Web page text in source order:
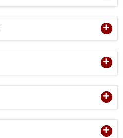
+
+
+
+